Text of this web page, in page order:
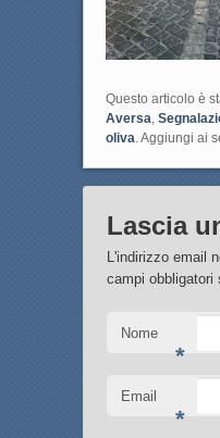
Questo articolo è
Aversa
oliva . Aggiungi ai
Lascia
L'indirizzo email
campi obbligatori
Nome
*
Email
*